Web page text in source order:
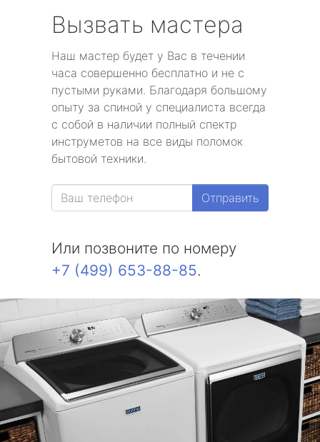
Вызвать мастера
Наш мастер будет у Вас в течении
часа совершенно бесплатно и не с
пустыми руками. Благодаря большому
опыту за спиной у специалиста всегда
с собой в наличии полный спектр
инструметов на все виды поломок
бытовой техники.
Отправить
Или позвоните по номеру
+7 (499) 653-88-85.